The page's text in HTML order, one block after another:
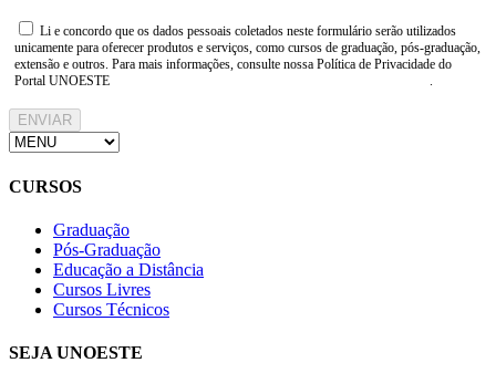
Li e concordo que os dados pessoais coletados neste formulário serão utilizados
unicamente para oferecer produtos e serviços, como cursos de graduação, pós-graduação,
extensão e outros. Para mais informações, consulte nossa Política de Privacidade do
Portal UNOESTE
.
ENVIAR
CURSOS
Graduação
Pós-Graduação
Educação a Distância
Cursos Livres
Cursos Técnicos
SEJA UNOESTE